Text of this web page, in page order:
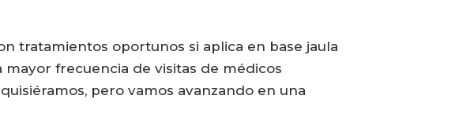
tratamientos oportunos si aplica en base jaula
mayor frecuencia de visitas de médicos
pero vamos avanzando en una